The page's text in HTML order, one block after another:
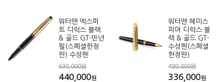
워터맨 엑스퍼
트 디럭스 블랙
& 골드 GT-만년
필(스폐셜한정
판) 수성펜
630,000원
440,000원
워터맨 헤미스
피어 디럭스 블
랙 & 골드 GT-
수성펜(스폐셜
한정판)
480,000원
336,000원